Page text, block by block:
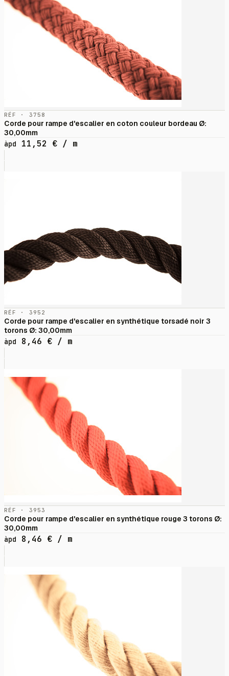
RÉF · 3758
Corde pour rampe d'escalier en coton couleur bordeau Ø:
30,00mm
àpd
11,52 € / m
RÉF · 3952
Corde pour rampe d'escalier en synthétique torsadé noir 3
torons Ø: 30,00mm
àpd
8,46 € / m
RÉF · 3953
Corde pour rampe d'escalier en synthétique rouge 3 torons Ø:
30,00mm
àpd
8,46 € / m